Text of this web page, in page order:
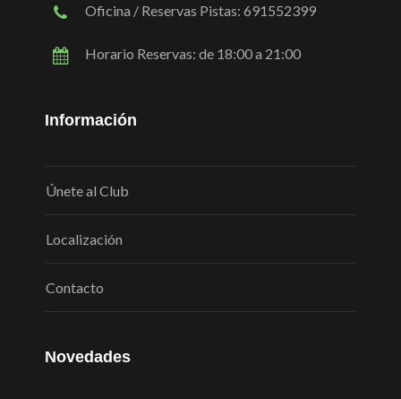
Oficina / Reservas Pistas: 691552399
Horario Reservas: de 18:00 a 21:00
Información
Únete al Club
Localización
Contacto
Novedades